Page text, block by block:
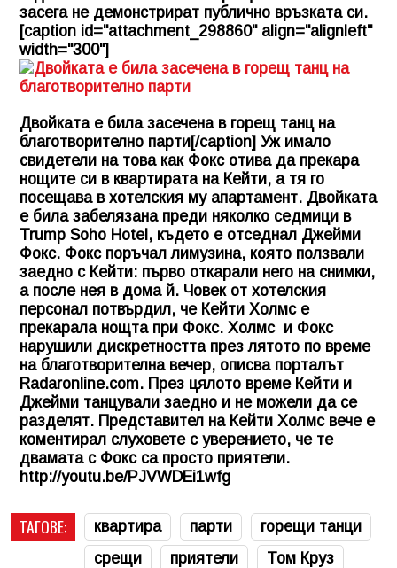
засега не демонстрират публично връзката си.
[caption id="attachment_298860" align="alignleft"
width="300"]
Двойката е била засечена в горещ танц на
благотворително парти[/caption] Уж имало
свидетели на това как Фокс отива да прекара
нощите си в квартирата на Кейти, а тя го
посещава в хотелския му апартамент. Двойката
е била забелязана преди няколко седмици в
Trump Soho Hotel, където е отседнал Джейми
Фокс. Фокс поръчал лимузина, която ползвали
заедно с Кейти: първо откарали него на снимки,
а после нея в дома й. Човек от хотелския
персонал потвърдил, че Кейти Холмс е
прекарала нощта при Фокс. Холмс и Фокс
нарушили дискретността през лятото по време
на благотворителна вечер, описва порталът
Radaronline.com. През цялото време Кейти и
Джейми танцували заедно и не можели да се
разделят. Представител на Кейти Холмс вече е
коментирал слуховете с уверението, че те
двамата с Фокс са просто приятели.
http://youtu.be/PJVWDEi1wfg
ТАГОВЕ: квартира парти
горещи танци
срещи
приятели
Том Круз